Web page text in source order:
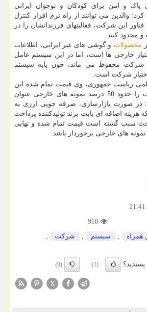
و امن برای کودکان و نوجوان ایرانی
والدین می توانند از راه نرم افزار کنترل
این شرکت، فعالیتهای فرزندانشان را در
محدود کنند.
محصولات و گوشی­ های غیر ایرانی، اطلاعات
خارجی ­ها است، اما در این سیستم عامل
شرکت محفوظ می­ ماند، چون پایه سیستم
شرکت است.
ریاست جمهوری، وی قیمت تمام شده این
محصول ایران ساخت را حدود 50 درصد نمونه ­های خارجی عنوان
در صورت بازارسازی، صرفه ­جویی ارزی به
هزینه اضافه ای بابت برند تولیدکننده پرداخت
سبب گشته است قیمت تمام­ شده و نهایی
نمونه های خارجی برخوردار باشد.
910
همراه , سیستم , شركت
,
(1)
(0)
X